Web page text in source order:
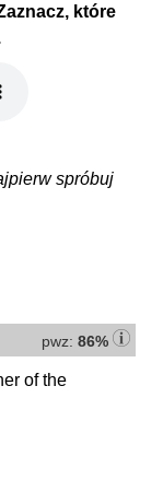
które
spróbuj
pwz: 86%
of the